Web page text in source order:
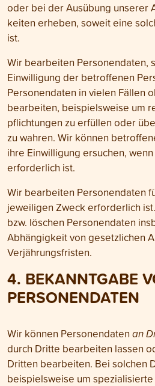
oder bei der Ausübung unserer
keiten erheben, soweit eine
ist.
Wir bearbeiten Personen­daten,
Ein­willigung der betroffenen
Personen­daten in vielen Fällen
bearbeiten, beispiels­weise um
pflichtungen zu erfüllen oder
zu wahren. Wir können
ihre Ein­willigung ersuchen,
erforder­lich ist.
Wir bearbeiten Personen­daten
jeweiligen Zweck erforderlich
bzw. löschen Personen­daten
Abhängigkeit von gesetzlichen
Verjährungs­fristen.
4. BEKANNTGABE
PERSONEN­DATEN
Wir können Personen­daten an
durch Dritte bearbeiten lassen
Dritten bearbeiten. Bei solchen
beispielsweise um